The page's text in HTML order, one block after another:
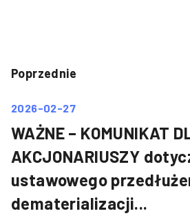
Poprzednie
2026-02-27
WAŻNE – KOMUNIKAT
AKCJONARIUSZY
ustawowego
dematerializacji...